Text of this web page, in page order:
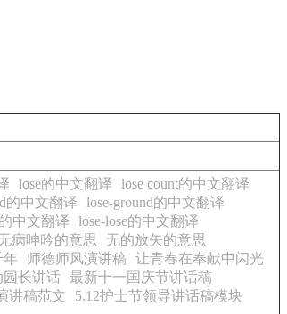
lose的中文翻译
lose count的中文翻译
的中文翻译
lose-ground的中文翻译
中文翻译
lose-lose的中文翻译
病呻吟的意思
无的放矢的意思
年 师德师风演讲稿
让青春在奉献中闪光
园长讲话 最新十一国庆节讲话稿
讲稿范文
5.12护士节领导讲话稿模块